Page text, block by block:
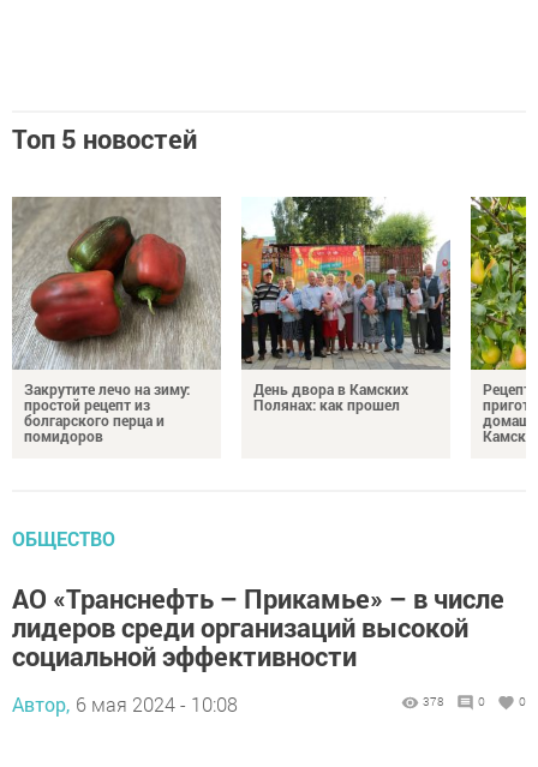
Топ 5 новостей
Закрутите лечо на зиму:
простой рецепт из
болгарского перца и
помидоров
День двора в Камских
Полянах: как прошел
ОБЩЕСТВО
АО «Транснефть – Прикамье» – в числе
лидеров среди организаций высокой
социальной эффективности
Автор, 6 мая 2024 - 10:08 378 0 0